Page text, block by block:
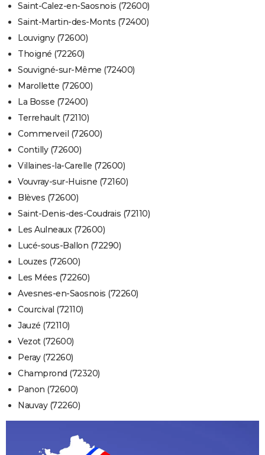
Saint-Calez-en-Saosnois (72600)
Saint-Martin-des-Monts (72400)
Louvigny (72600)
Thoigné (72260)
Souvigné-sur-Même (72400)
Marollette (72600)
La Bosse (72400)
Terrehault (72110)
Commerveil (72600)
Contilly (72600)
Villaines-la-Carelle (72600)
Vouvray-sur-Huisne (72160)
Blèves (72600)
Saint-Denis-des-Coudrais (72110)
Les Aulneaux (72600)
Lucé-sous-Ballon (72290)
Louzes (72600)
Les Mées (72260)
Avesnes-en-Saosnois (72260)
Courcival (72110)
Jauzé (72110)
Vezot (72600)
Peray (72260)
Champrond (72320)
Panon (72600)
Nauvay (72260)